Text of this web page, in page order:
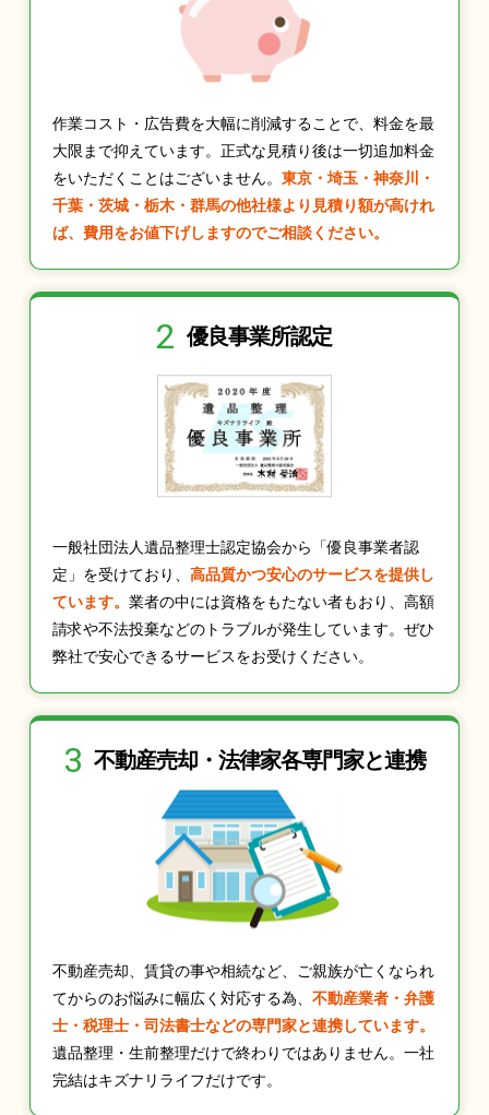
作業コスト・広告費を大幅に削減することで、料金を最
大限まで抑えています。正式な見積り後は一切追加料金
をいただくことはございません。 東京・埼玉・神奈川・
千葉・茨城・栃木・群馬の他社様より見積り額が高けれ
ば、費用をお値下げしますのでご相談ください。
2 優良事業所認定
一般社団法人遺品整理士認定協会から「優良事業者認
定」を受けており、 高品質かつ安心のサービスを提供し
ています。 業者の中には資格をもたない者もおり、高額
請求や不法投棄などのトラブルが発生しています。ぜひ
弊社で安心できるサービスをお受けください。
3 不動産売却・法律家各専門家と連携
不動産売却、賃貸の事や相続など、ご親族が亡くなられ
てからのお悩みに幅広く対応する為、 不動産業者・弁護
士・税理士・司法書士などの専門家と連携しています。
遺品整理・生前整理だけで終わりではありません。一社
完結はキズナリライフだけです。